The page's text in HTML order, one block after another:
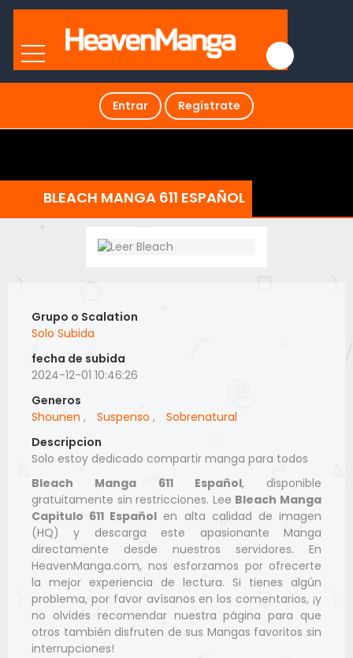
Entrar Regístrate
BLEACH MANGA 611 ESPAÑOL
Grupo o Scalation
Solo Subida
fecha de subida
2024-12-01 10:46:26
Generos
Shounen , Suspenso ,
Sobrenatural
Descripcion
Solo estoy dedicado compartir manga para todos
Bleach Manga 611 Español, disponible
gratuitamente sin restricciones. Lee Bleach Manga
Capitulo 611 Español en alta calidad de imagen
(HQ) y descarga este apasionante Manga
directamente desde nuestros servidores. En
HeavenManga.com, nos esforzamos por ofrecerte
la mejor experiencia de lectura. Si tienes algún
problema, por favor avísanos en los comentarios, ¡y
no olvides recomendar nuestra página para que
otros también disfruten de sus Mangas favoritos sin
interrupciones!